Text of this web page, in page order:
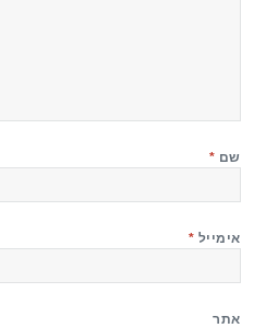
שם *
אימייל *
אתר